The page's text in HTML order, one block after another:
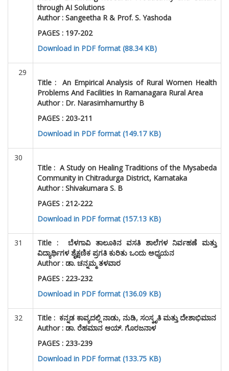
through AI Solutions
Author : Sangeetha R & Prof. S. Yashoda
PAGES : 197-202
Download in PDF format (88.34 KB)
29
Title :
An Empirical Analysis of Rural Women Health
Problems And Facilities In Ramanagara Rural Area
Author : Dr. Narasimhamurthy B
PAGES : 203-211
Download in PDF format (149.17 KB)
30
Title : A Study on Healing Traditions of the Mysabeda
Community in Chitradurga District, Karnataka
Author : Shivakumara S. B
PAGES : 212-222
Download in PDF format (157.13 KB)
31 Title :
ಬೆಳಗಾವಿ ತಾಲೂಕಿನ ವಸತಿ ಶಾಲೆಗಳ ನಿರ್ವಹಣೆ ಮತ್ತು
ವಿದ್ಯಾರ್ಥಿಗಳ ಶೈಕ್ಷಣಿಕ ಪ್ರಗತಿ ಕುರಿತು ಒಂದು ಅಧ್ಯಯನ
Author : ಡಾ. ಚನ್ನಮ್ಮ ತಳವಾರ
PAGES : 223-232
Download in PDF format (136.09 KB)
32 Title : ಕನ್ನಡ ಕಾವ್ಯದಲ್ಲಿ ನಾಡು, ನುಡಿ, ಸಂಸ್ಕೃತಿ ಮತ್ತು ದೇಶಾಭಿಮಾನ
Author : ಡಾ. ರೆಹಮಾನ ಆಯ್. ಗೊರಜನಾಳ
PAGES : 233-239
Download in PDF format (133.75 KB)